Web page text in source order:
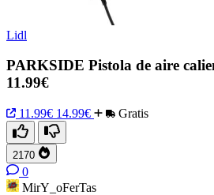
Lidl
PARKSIDE Pistola de aire
11.99€
11.99€ 14.99€ Gratis
2170
0
MirY_oFerTas